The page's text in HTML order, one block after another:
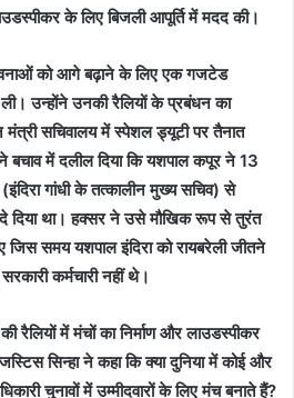
के लिए बिजली आपूर्ति में मदद की।
को आगे बढ़ाने के लिए एक गजटेड
उन्होंने उनकी रैलियों के प्रबंधन का
मंत्री सचिवालय में स्पेशल ड्यूटी पर तैनात
बचाव में दलील दिया कि यशपाल कपूर ने 13
गांधी के तत्कालीन मुख्य सचिव) से
दिया था। हक्सर ने उसे मौखिक रूप से तुरंत
जिस समय यशपाल इंदिरा को रायबरेली जीतने
कर्मचारी नहीं थे।
की रैलियों में मंचों का निर्माण और लाउडस्पीकर
सिन्हा ने कहा कि क्या दुनिया में कोई और
चुनावों में उम्मीदवारों के लिए मंच बनाते हैं?